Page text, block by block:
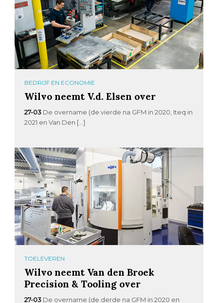
BEDRIJF EN ECONOMIE
Wilvo neemt V.d. Elsen over
27-03 De overname (de vierde na GFM in 2020, Iteq in
2021 en Van Den […]
TOELEVEREN
Wilvo neemt Van den Broek
Precision & Tooling over
27-03 De overname (de derde na GFM in 2020 en